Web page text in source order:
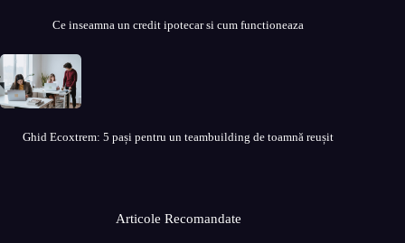
Ce inseamna un credit ipotecar si cum functioneaza
Ghid Ecoxtrem: 5 pași pentru un teambuilding de toamnă reușit
Articole Recomandate